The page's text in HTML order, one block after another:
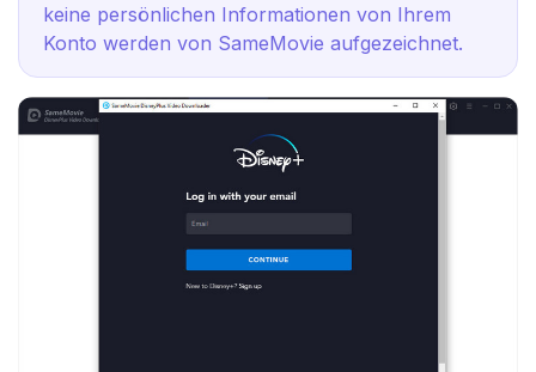
keine persönlichen Informationen von Ihrem
Konto werden von SameMovie aufgezeichnet.